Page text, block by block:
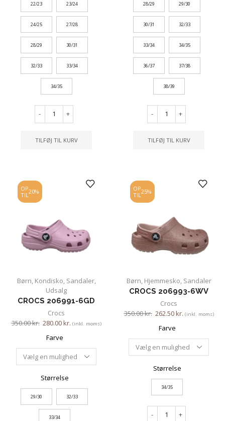
22/23 23/24
24/25 27/28
28/29 30/31
32/33 33/34
34/35
- +
TILFØJ TIL KURV
28/29 29/30
30/31 32/33
33/34 34/35
36/37 37/38
38/39
- +
TILFØJ TIL KURV
OP
TIL 20%
Børn, Kondisko, Sandaler,
Udsalg
CROCS 206991-6GD
Crocs
350.00kr. 280.00kr. (inkl. moms)
Farve
Størrelse
29/30 32/33
33/34
OP
TIL 25%
Børn, Hjemmesko, Sandaler
CROCS 206993-6WV
Crocs
350.00kr. 262.50kr. (inkl. moms)
Farve
Størrelse
34/35
- +